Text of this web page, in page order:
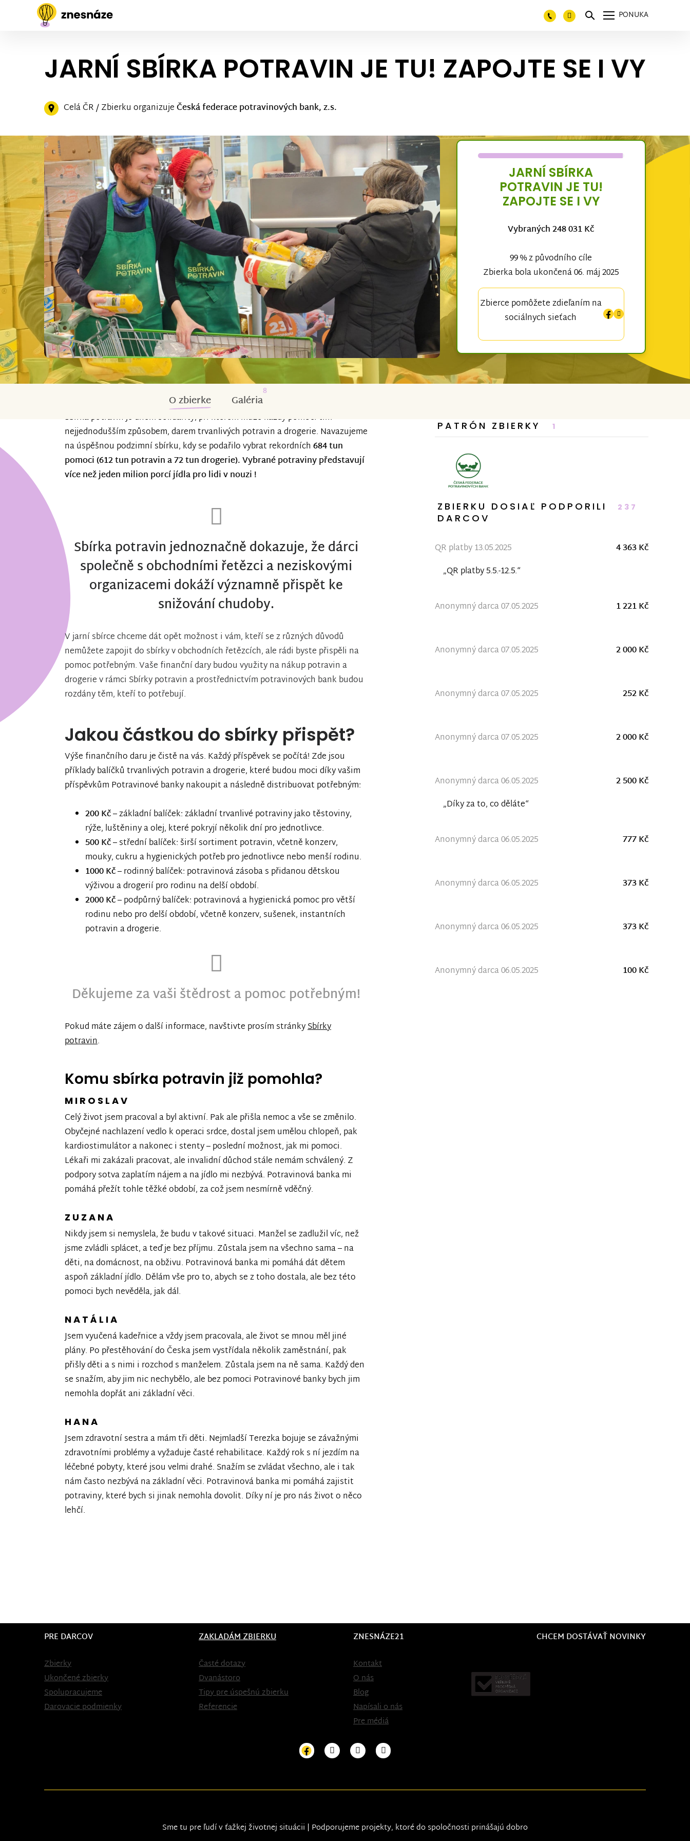
PONUKA
JARNÍ SBÍRKA POTRAVIN JE TU! ZAPOJTE SE I VY
Celá ČR / Zbierku organizujeČeská federace potravinových bank, z.s.
JARNÍ SBÍRKA
POTRAVIN JE TU!
ZAPOJTE SE I VY
Vybraných 248 031 Kč
99 % z původního cíle
Zbierka bola ukončená 06. máj 2025
Zbierce pomôžete zdieľaním na
sociálnych sieťach
O zbierke Galéria
8
Sbírka potravin je dnem solidarity, při kterém může každý pomoci tím
nejjednodušším způsobem, darem trvanlivých potravin a drogerie. Navazujeme
na úspěšnou podzimní sbírku, kdy se podařilo vybrat rekordních 684 tun
pomoci (612 tun potravin a 72 tun drogerie). Vybrané potraviny představují
více než jeden milion porcí jídla pro lidi v nouzi !
Sbírka potravin jednoznačně dokazuje, že dárci
společně s obchodními řetězci a neziskovými
organizacemi dokáží významně přispět ke
snižování chudoby.
V jarní sbírce chceme dát opět možnost i vám, kteří se z různých důvodů
nemůžete zapojit do sbírky v obchodních řetězcích, ale rádi byste přispěli na
pomoc potřebným. Vaše finanční dary budou využity na nákup potravin a
drogerie v rámci Sbírky potravin a prostřednictvím potravinových bank budou
rozdány těm, kteří to potřebují.
Jakou částkou do sbírky přispět?
Výše finančního daru je čistě na vás. Každý příspěvek se počítá! Zde jsou
příklady balíčků trvanlivých potravin a drogerie, které budou moci díky vašim
příspěvkům Potravinové banky nakoupit a následně distribuovat potřebným:
200 Kč– základní balíček: základní trvanlivé potraviny jako těstoviny,
rýže, luštěniny a olej, které pokryjí několik dní pro jednotlivce.
500 Kč– střední balíček: širší sortiment potravin, včetně konzerv,
mouky, cukru a hygienických potřeb pro jednotlivce nebo menší rodinu.
1000 Kč– rodinný balíček: potravinová zásoba s přidanou dětskou
výživou a drogerií pro rodinu na delší období.
2000 Kč– podpůrný balíček: potravinová a hygienická pomoc pro větší
rodinu nebo pro delší období, včetně konzerv, sušenek, instantních
potravin a drogerie.
Děkujeme za vaši štědrost a pomoc potřebným!
Pokud máte zájem o další informace, navštivte prosím stránkySbírky
potravin.
Komu sbírka potravin již pomohla?
MIROSLAV
Celý život jsem pracoval a byl aktivní. Pak ale přišla nemoc a vše se změnilo.
Obyčejné nachlazení vedlo k operaci srdce, dostal jsem umělou chlopeň, pak
kardiostimulátor a nakonec i stenty – poslední možnost, jak mi pomoci.
Lékaři mi zakázali pracovat, ale invalidní důchod stále nemám schválený. Z
podpory sotva zaplatím nájem a na jídlo mi nezbývá. Potravinová banka mi
pomáhá přežít tohle těžké období, za což jsem nesmírně vděčný.
ZUZANA
Nikdy jsem si nemyslela, že budu v takové situaci. Manžel se zadlužil víc, než
jsme zvládli splácet, a teď je bez příjmu. Zůstala jsem na všechno sama – na
děti, na domácnost, na obživu. Potravinová banka mi pomáhá dát dětem
aspoň základní jídlo. Dělám vše pro to, abych se z toho dostala, ale bez této
pomoci bych nevěděla, jak dál.
NATÁLIA
Jsem vyučená kadeřnice a vždy jsem pracovala, ale život se mnou měl jiné
plány. Po přestěhování do Česka jsem vystřídala několik zaměstnání, pak
přišly děti a s nimi i rozchod s manželem. Zůstala jsem na ně sama. Každý den
se snažím, aby jim nic nechybělo, ale bez pomoci Potravinové banky bych jim
nemohla dopřát ani základní věci.
HANA
Jsem zdravotní sestra a mám tři děti. Nejmladší Terezka bojuje se závažnými
zdravotními problémy a vyžaduje časté rehabilitace. Každý rok s ní jezdím na
léčebné pobyty, které jsou velmi drahé. Snažím se zvládat všechno, ale i tak
nám často nezbývá na základní věci. Potravinová banka mi pomáhá zajistit
potraviny, které bych si jinak nemohla dovolit. Díky ní je pro nás život o něco
lehčí.
PATRÓN ZBIERKY 1
ZBIERKU DOSIAĽ PODPORILI 237
DARCOV
QR platby 13.05.2025
4 363 Kč
„QR platby 5.5.-12.5.“
Anonymný darca 07.05.2025 1 221 Kč
Anonymný darca 07.05.2025 2 000 Kč
Anonymný darca 07.05.2025 252 Kč
Anonymný darca 07.05.2025 2 000 Kč
Anonymný darca 06.05.2025
2 500 Kč
„Díky za to, co děláte“
Anonymný darca 06.05.2025 777 Kč
Anonymný darca 06.05.2025 373 Kč
Anonymný darca 06.05.2025 373 Kč
Anonymný darca 06.05.2025 100 Kč
PRE DARCOV
Zbierky
Ukončené zbierky
Spolupracujeme
Darovacie podmienky
ZAKLADÁM ZBIERKU
Časté dotazy
Dvanástoro
Tipy pre úspešnú zbierku
Referencie
ZNESNÁZE21
Kontakt
O nás
Blog
Napísali o nás
Pre médiá
CHCEM DOSTÁVAŤ NOVINKY
Sme tu pre ľudí v ťažkej životnej situácii | Podporujeme projekty, ktoré do spoločnosti prinášajú dobro